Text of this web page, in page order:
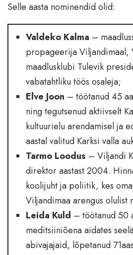
Selle aasta nominendid olid:
Valdeko Kalma –
propageerija Viljandimaal,
maadlusklubi Tulevik
vabatahtliku töös osaleja;
Elve Joon – töötanud 45
ning tegutsenud aktiivselt
kultuurielu arendamisel ja
aastal valitud Karksi valla
Tarmo Loodus – Viljandi
direktor aastast 2004.
koolijuht ja poliitik, kes
Viljandimaa arengus olulist
Leida Kuld – töötanud 50
meditsiiniõena aidates
abivajajaid, lõpetanud